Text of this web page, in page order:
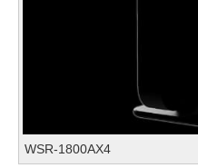
WSR-1800AX4